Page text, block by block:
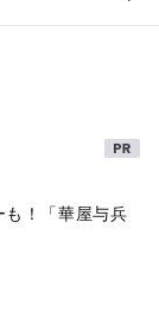
も！「華屋与兵